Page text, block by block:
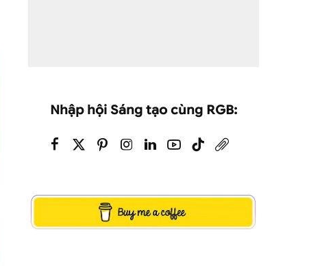
Nhập hội Sáng tạo cùng RGB: